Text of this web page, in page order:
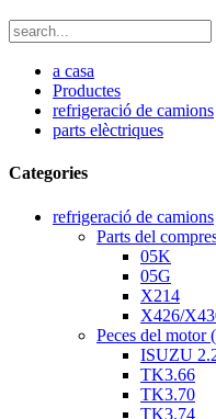
a casa
Productes
refrigeració de camions
parts elèctriques
Categories
refrigeració de camions
Parts del
05K
05G
X214
X426/
Peces del motor
ISUZU
TK3.66
TK3.70
TK3.74